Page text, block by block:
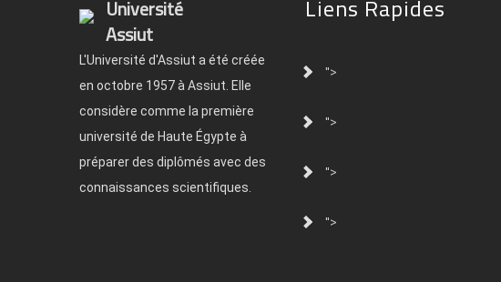
Université
Assiut
L'Université d'Assiut a été créée
en octobre 1957 à Assiut. Elle
considère comme la première
université de Haute Égypte à
préparer des diplômés avec des
connaissances scientifiques.
Liens Rapides
">
">
">
">